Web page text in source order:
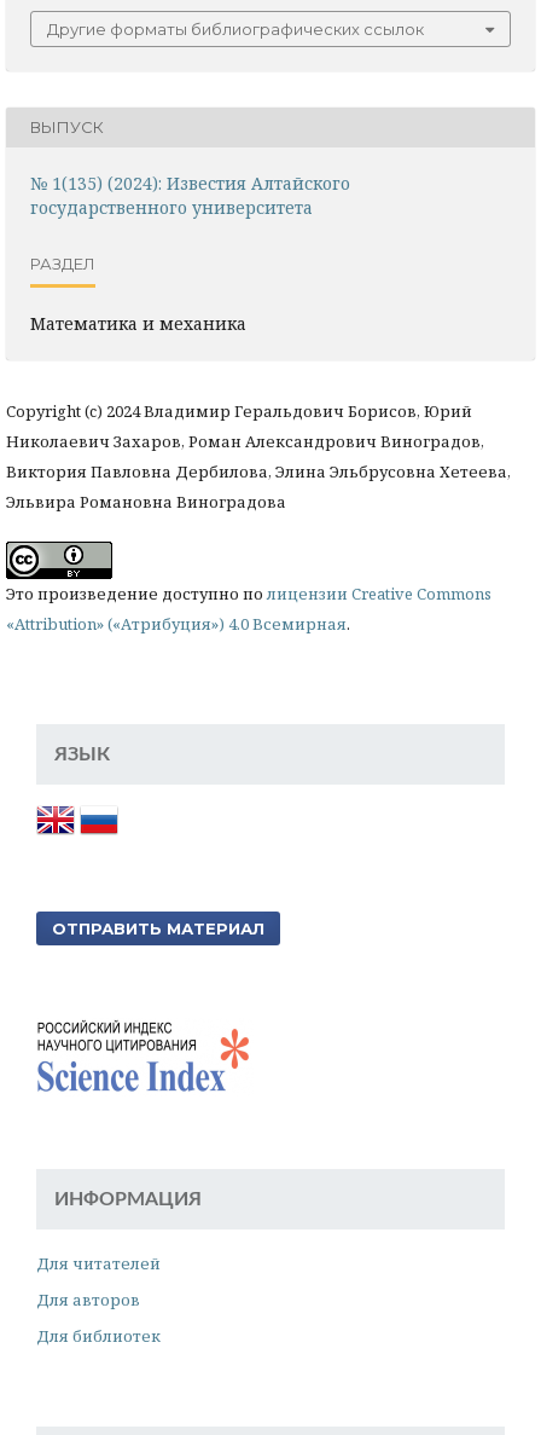
Другие форматы библиографических ссылок
ВЫПУСК
№ 1(135) (2024): Известия Алтайского
государственного университета
РАЗДЕЛ
Математика и механика
Copyright (c) 2024 Владимир Геральдович Борисов, Юрий
Николаевич Захаров, Роман Александрович Виноградов,
Виктория Павловна Дербилова, Элина Эльбрусовна Хетеева,
Эльвира Романовна Виноградова
Это произведение доступно полицензии Creative Commons
«Attribution» («Атрибуция») 4.0 Всемирная.
ЯЗЫК
ОТПРАВИТЬ МАТЕРИАЛ
ИНФОРМАЦИЯ
Для читателей
Для авторов
Для библиотек